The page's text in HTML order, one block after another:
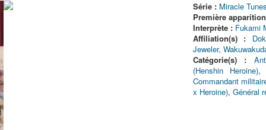
Série : Miracle Tunes
Première
Interprète : Fukami
Affiliation(s) :
Jeweler,
Catégorie(s) :
(Henshin Heroine)
Commandant
x Heroine), Général